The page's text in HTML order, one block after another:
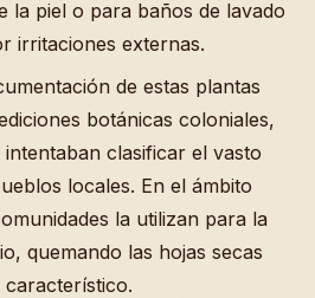
la piel o para baños de lavado
irritaciones externas.
de estas plantas
botánicas coloniales,
clasificar el vasto
locales. En el ámbito
la utilizan para la
quemando las hojas secas